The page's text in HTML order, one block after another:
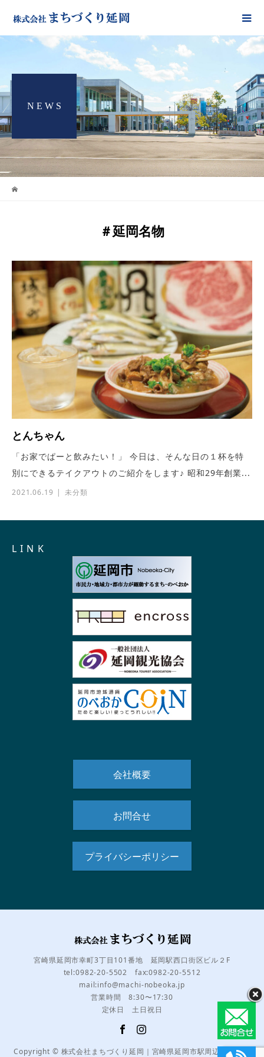
N E W S
＃延岡名物
とんちゃん
「お家でぱーと飲みたい！」 今日は、そんな日の１杯を特
別にできるテイクアウトのご紹介をします♪ 昭和29年創業...
2021.06.19 未分類
L I N K
会社概要
お問合せ
プライバシーポリシー
宮崎県延岡市幸町3丁目101番地 延岡駅西口街区ビル２F
tel:0982-20-5502 fax:0982-20-5512
mail:info@machi-nobeoka.jp
営業時間 8:30〜17:30
定休日 土日祝日
Copyright © 株式会社まちづくり延岡｜宮崎県延岡市駅周辺のまちづ